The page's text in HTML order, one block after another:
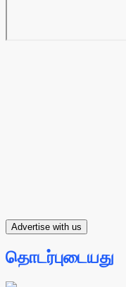
Advertise with us
தொடர்புடையது